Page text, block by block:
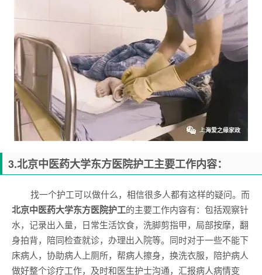
3.北京中医药大学东方医院护工主要工作内容：
找一个护工可以做什么，相信很多人都有这样的疑问。而
北京中医药大学东方医院护工的主要工作内容有：包括观察针
水，记录出入量，日常生活饮食，洗脚剪指甲，局部按摩，翻
身拍背，陪同检查就诊，办理出入院等。同时对于一些不能下
床病人，协助病人上厕所，帮病人擦身，换洗衣服，陪护病人
做好整个诊疗工作，及时和医生护士沟通，汇报病人病情变